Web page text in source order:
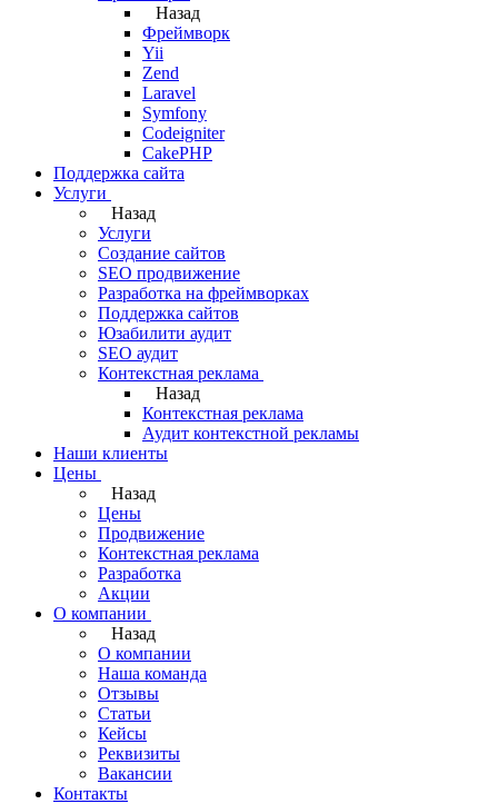
Назад
Фреймворк
Yii
Zend
Laravel
Symfony
Codeigniter
CakePHP
Поддержка сайта
Услуги
Назад
Услуги
Создание сайтов
SEO продвижение
Разработка на фреймворках
Поддержка сайтов
Юзабилити аудит
SEO аудит
Контекстная реклама
Назад
Контекстная реклама
Аудит контекстной рекламы
Наши клиенты
Цены
Назад
Цены
Продвижение
Контекстная реклама
Разработка
Акции
О компании
Назад
О компании
Наша команда
Отзывы
Статьи
Кейсы
Реквизиты
Вакансии
Контакты